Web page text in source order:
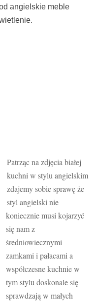
angielskie meble
Patrząc na zdjęcia białej
kuchni w stylu angielskim
zdajemy sobie sprawę że
styl angielski nie
koniecznie musi kojarzyć
się nam z
średniowiecznymi
zamkami i pałacami a
współczesne kuchnie w
tym stylu doskonale się
sprawdzają w małych